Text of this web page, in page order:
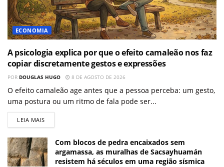
ECONOMIA
A psicologia explica por que o efeito camaleão nos faz
copiar discretamente gestos e expressões
POR DOUGLAS HUGO 8 DE AGOSTO DE 2026
O efeito camaleão age antes que a pessoa perceba: um gesto,
uma postura ou um ritmo de fala pode ser...
LEIA MAIS
Com blocos de pedra encaixados sem
argamassa, as muralhas de Sacsayhuamán
resistem há séculos em uma região sísmica